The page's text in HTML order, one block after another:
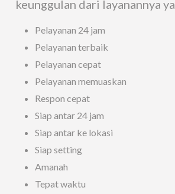
keunggulan dari layanannya
Pelayanan 24 jam
Pelayanan terbaik
Pelayanan cepat
Pelayanan memuaskan
Respon cepat
Siap antar 24 jam
Siap antar ke lokasi
Siap setting
Amanah
Tepat waktu